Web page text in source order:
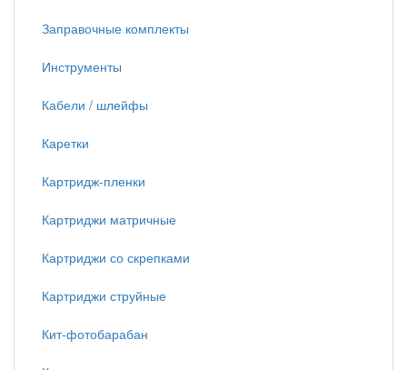
Заправочные комплекты
Инструменты
Кабели / шлейфы
Каретки
Картридж-пленки
Картриджи матричные
Картриджи со скрепками
Картриджи струйные
Кит-фотобарабан